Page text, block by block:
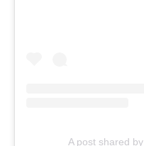
A post shared